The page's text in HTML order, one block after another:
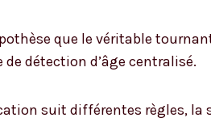
que le véritable
détection d’âge centralisé.
suit différentes règles, la